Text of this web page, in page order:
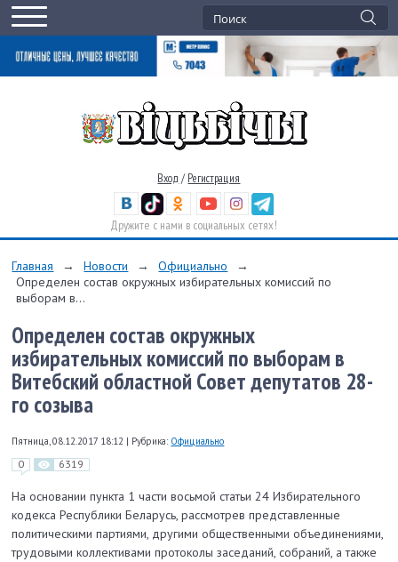
Вход / Регистрация
Дружите с нами в социальных сетях!
Главная → Новости → Официально
→
Определен состав окружных избирательных комиссий по
выборам в...
Определен состав окружных
избирательных комиссий по выборам в
Витеб­ский областной Совет депутатов 28-
го созыва
Пятница, 08.12.2017 18:12 | Рубрика: Официально
0 6319
На основании пункта 1 части восьмой статьи 24 Избирательного
кодекса Республики Беларусь, рассмотрев представленные
политиче­скими партиями, другими общественными объединениями,
трудовыми коллективами протоколы заседаний, собраний, а также